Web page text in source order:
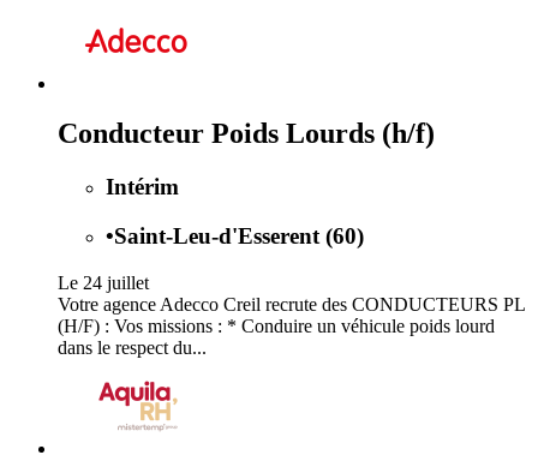
Conducteur Poids Lourds (h/f)
Intérim
•Saint-Leu-d'Esserent (60)
Le 24 juillet
Votre agence Adecco Creil recrute des CONDUCTEURS PL
(H/F) : Vos missions : * Conduire un véhicule poids lourd
dans le respect du...